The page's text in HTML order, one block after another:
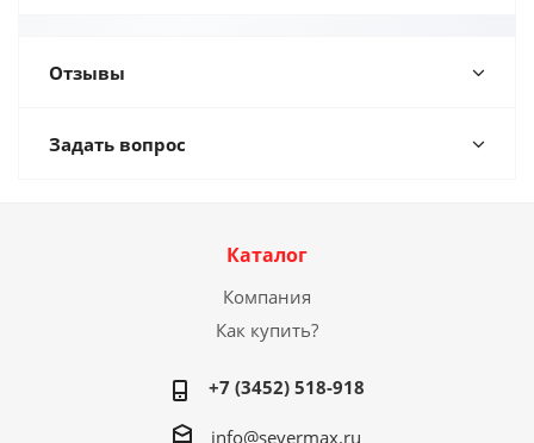
Отзывы
Задать вопрос
Каталог
Компания
Как купить?
+7 (3452) 518-918
info@severmax.ru